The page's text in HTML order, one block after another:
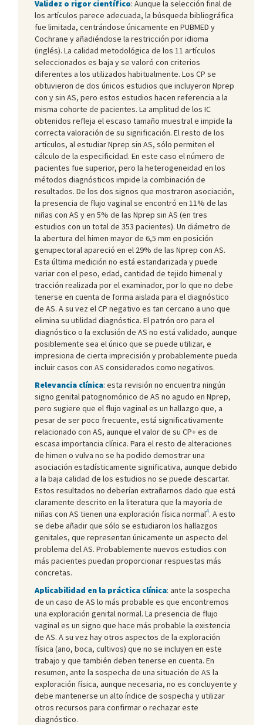
Validez o rigor científico: Aunque la selección final de
los artículos parece adecuada, la búsqueda bibliográfica
fue limitada, centrándose únicamente en PUBMED y
Cochrane y añadiéndose la restricción por idioma
(inglés). La calidad metodológica de los 11 artículos
seleccionados es baja y se valoró con criterios
diferentes a los utilizados habitualmente. Los CP se
obtuvieron de dos únicos estudios que incluyeron Nprep
con y sin AS, pero estos estudios hacen referencia a la
misma cohorte de pacientes. La amplitud de los IC
obtenidos refleja el escaso tamaño muestral e impide la
correcta valoración de su significación. El resto de los
artículos, al estudiar Nprep sin AS, sólo permiten el
cálculo de la especificidad. En este caso el número de
pacientes fue superior, pero la heterogeneidad en los
métodos diagnósticos impide la combinación de
resultados. De los dos signos que mostraron asociación,
la presencia de flujo vaginal se encontró en 11% de las
niñas con AS y en 5% de las Nprep sin AS (en tres
estudios con un total de 353 pacientes). Un diámetro de
la abertura del himen mayor de 6,5 mm en posición
genupectoral apareció en el 29% de las Nprep con AS.
Esta última medición no está estandarizada y puede
variar con el peso, edad, cantidad de tejido himenal y
tracción realizada por el examinador, por lo que no debe
tenerse en cuenta de forma aislada para el diagnóstico
de AS. A su vez el CP negativo es tan cercano a uno que
elimina su utilidad diagnóstica. El patrón oro para el
diagnóstico o la exclusión de AS no está validado, aunque
posiblemente sea el único que se puede utilizar, e
impresiona de cierta imprecisión y probablemente pueda
incluir casos con AS considerados como negativos.
Relevancia clínica: esta revisión no encuentra ningún
signo genital patognomónico de AS no agudo en Nprep,
pero sugiere que el flujo vaginal es un hallazgo que, a
pesar de ser poco frecuente, está significativamente
relacionado con AS, aunque el valor de su CP+ es de
escasa importancia clínica. Para el resto de alteraciones
de himen o vulva no se ha podido demostrar una
asociación estadísticamente significativa, aunque debido
a la baja calidad de los estudios no se puede descartar.
Estos resultados no deberían extrañarnos dado que está
claramente descrito en la literatura que la mayoría de
niñas con AS tienen una exploración física normal4. A esto
se debe añadir que sólo se estudiaron los hallazgos
genitales, que representan únicamente un aspecto del
problema del AS. Probablemente nuevos estudios con
más pacientes puedan proporcionar respuestas más
concretas.
Aplicabilidad en la práctica clínica: ante la sospecha
de un caso de AS lo más probable es que encontremos
una exploración genital normal. La presencia de flujo
vaginal es un signo que hace más probable la existencia
de AS. A su vez hay otros aspectos de la exploración
física (ano, boca, cultivos) que no se incluyen en este
trabajo y que también deben tenerse en cuenta. En
resumen, ante la sospecha de una situación de AS la
exploración física, aunque necesaria, no es concluyente y
debe mantenerse un alto índice de sospecha y utilizar
otros recursos para confirmar o rechazar este
diagnóstico.